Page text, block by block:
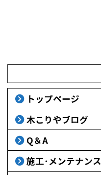
トップページ
木こりやブログ
Q＆A
施工･メンテナンス